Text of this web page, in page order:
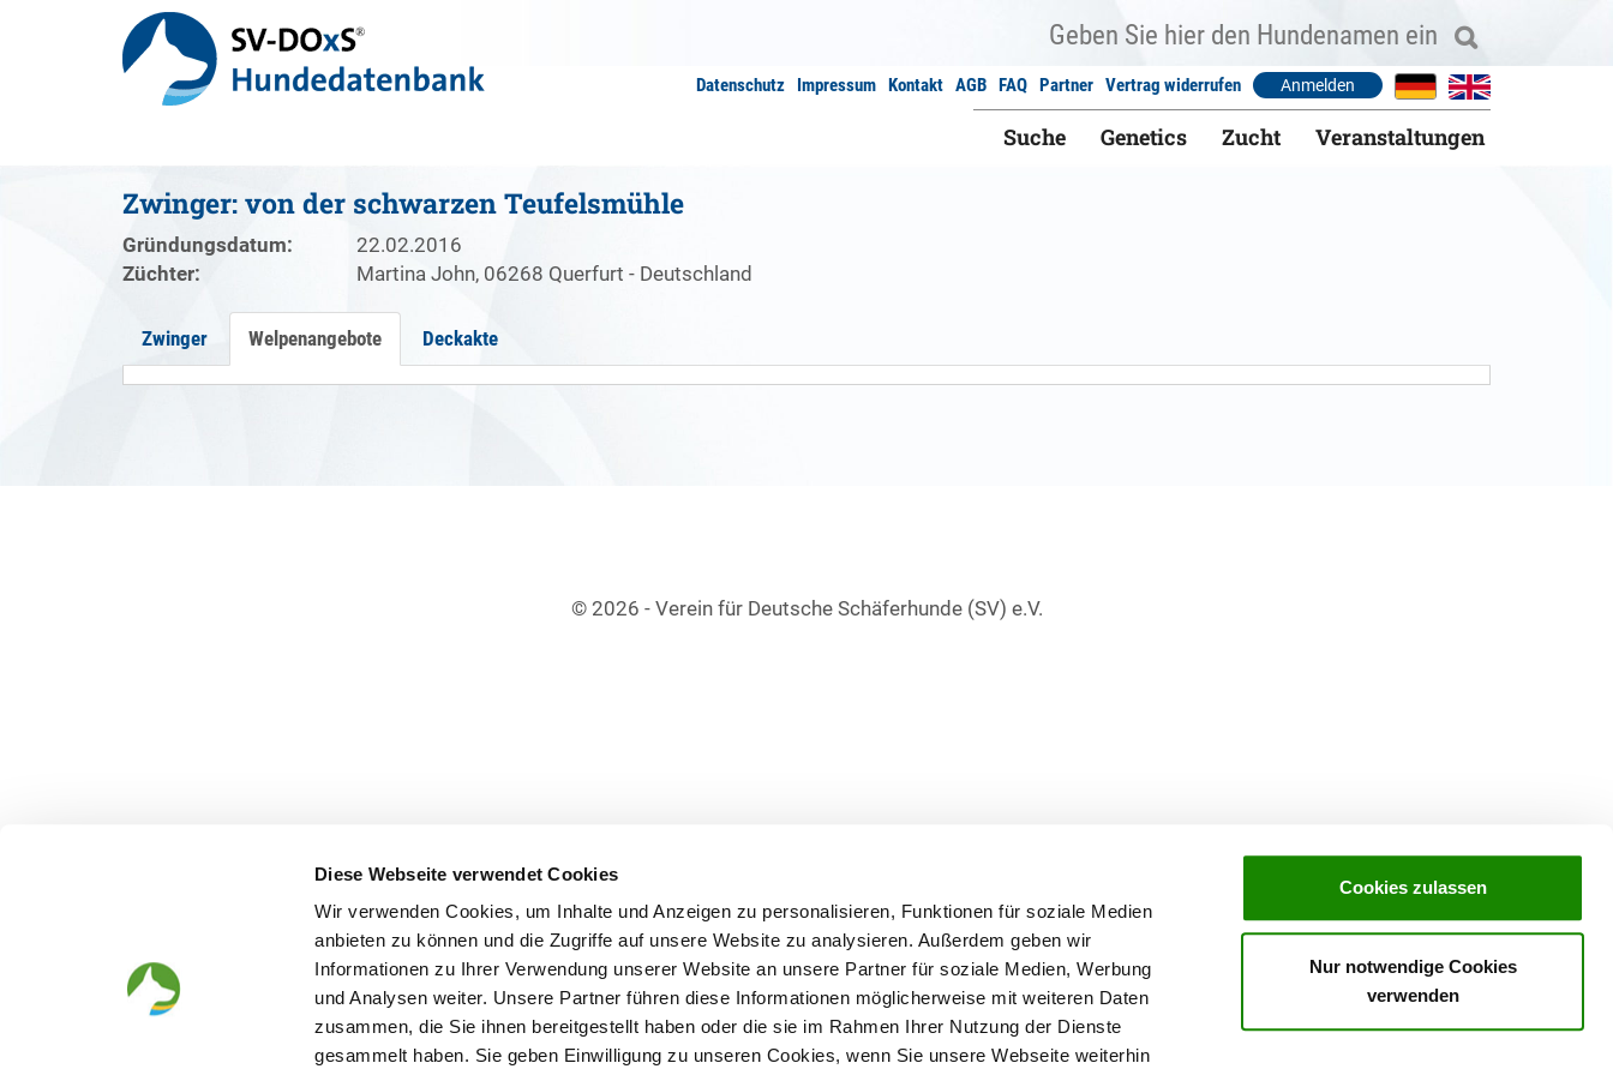
Diese Webseite verwendet Cookies
Wir verwenden Cookies, um Inhalte und Anzeigen zu personalisieren, Funktionen für soziale Medien
anbieten zu können und die Zugriffe auf unsere Website zu analysieren. Außerdem geben wir
Informationen zu Ihrer Verwendung unserer Website an unsere Partner für soziale Medien, Werbung
und Analysen weiter. Unsere Partner führen diese Informationen möglicherweise mit weiteren Daten
zusammen, die Sie ihnen bereitgestellt haben oder die sie im Rahmen Ihrer Nutzung der Dienste
gesammelt haben. Sie geben Einwilligung zu unseren Cookies, wenn Sie unsere Webseite weiterhin
Cookies zulassen
Nur notwendige Cookies
verwenden
Datenschutz Impressum Kontakt AGB FAQ Partner Vertrag widerrufen Anmelden
Suche Genetics Zucht Veranstaltungen
Zwinger: von der schwarzen Teufelsmühle
Gründungsdatum:
22.02.2016
Züchter:
Martina John, 06268 Querfurt - Deutschland
Zwinger Welpenangebote Deckakte
© 2026 - Verein für Deutsche Schäferhunde (SV) e.V.